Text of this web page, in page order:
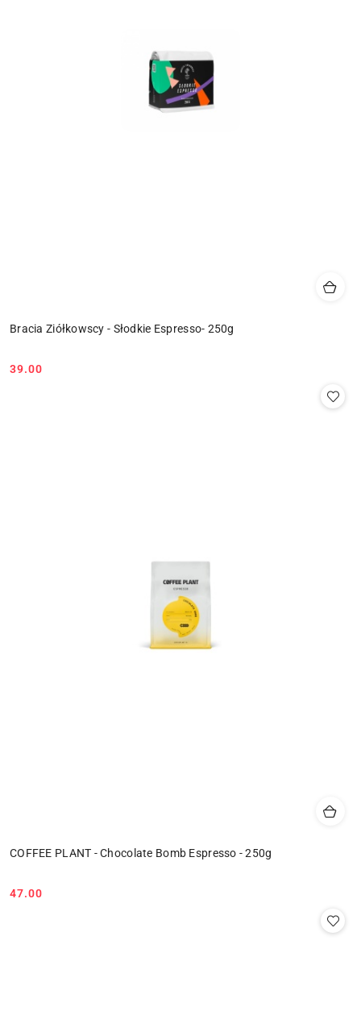
Bracia Ziółkowscy - Słodkie Espresso- 250g
Cena:
39.00
COFFEE PLANT - Chocolate Bomb Espresso - 250g
Cena:
47.00